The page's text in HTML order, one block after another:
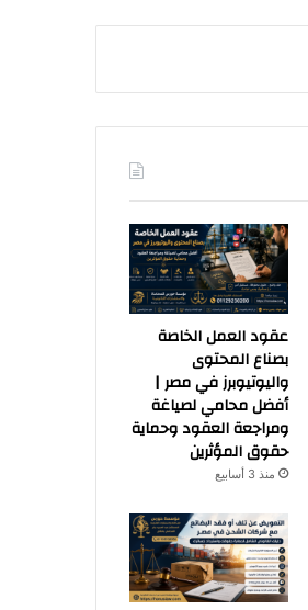
عقود العمل الخاصة
بصناع المحتوى
واليوتيوبرز في مصر |
أفضل محامي لصياغة
ومراجعة العقود وحماية
حقوق المؤثرين
منذ 3 أسابيع